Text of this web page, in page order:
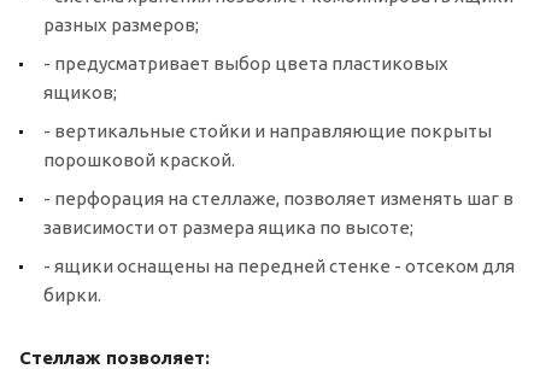
разных размеров;
- предусматривает выбор цвета пластиковых
ящиков;
- вертикальные стойки и направляющие покрыты
порошковой краской.
- перфорация на стеллаже, позволяет изменять шаг в
зависимости от размера ящика по высоте;
- ящики оснащены на передней стенке - отсеком для
бирки.
Стеллаж позволяет: